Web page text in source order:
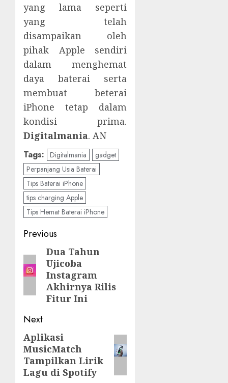
yang lama seperti
yang telah
disampaikan oleh
pihak Apple sendiri
dalam menghemat
daya baterai serta
membuat beterai
iPhone tetap dalam
kondisi prima.
Digitalmania. AN
Tags: Digitalmania
gadget
Perpanjang Usia Baterai
Tips Baterai iPhone
tips charging Apple
Tips Hemat Baterai iPhone
Post
navigation
Previous
Previous
post:
Dua Tahun
Ujicoba
Instagram
Akhirnya Rilis
Fitur Ini
Next
Next
post:
Aplikasi
MusicMatch
Tampilkan Lirik
Lagu di Spotify